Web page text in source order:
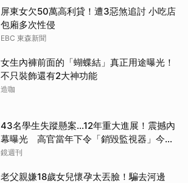
屏東女欠50萬高利貸！遭3惡煞追討 小吃店
包廂多次性侵
EBC 東森新聞
女生內褲前面的「蝴蝶結」真正用途曝光！
不只裝飾還有2大神功能
造咖
43名學生失蹤懸案...12年重大進展！震撼內
幕曝光 高官當年下令「銷毀監視器」今遭
逮
鏡週刊
老父親嫌18歲女兒懷孕太丟臉！騙去河邊